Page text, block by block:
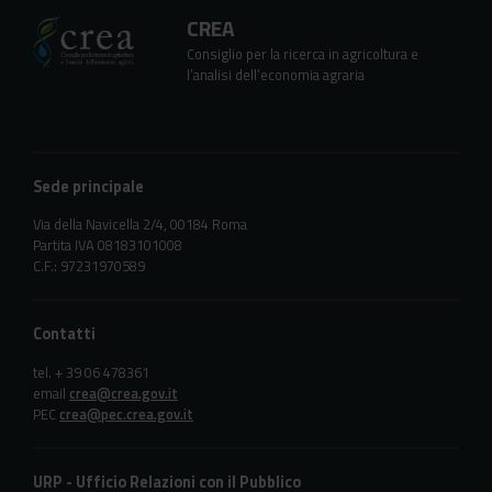
CREA
Consiglio per la ricerca in agricoltura e
l’analisi dell’economia agraria
Sede principale
Via della Navicella 2/4, 00184 Roma
Partita IVA 08183101008
C.F.: 97231970589
Contatti
tel. + 39 06 478361
email crea@crea.gov.it
PEC crea@pec.crea.gov.it
URP - Ufficio Relazioni con il Pubblico